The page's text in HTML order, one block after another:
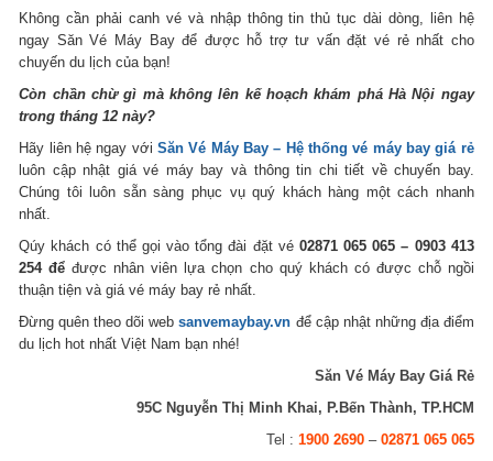
Không cần phải canh vé và nhập thông tin thủ tục dài dòng, liên hệ
ngay Săn Vé Máy Bay để được hỗ trợ tư vấn đặt vé rẻ nhất cho
chuyến du lịch của bạn!
Còn chần chừ gì mà không lên kế hoạch khám phá Hà Nội ngay
trong tháng 12 này?
Hãy liên hệ ngay với Săn Vé Máy Bay – Hệ thống vé máy bay giá rẻ
luôn cập nhật giá vé máy bay và thông tin chi tiết về chuyến bay.
Chúng tôi luôn sẵn sàng phục vụ quý khách hàng một cách nhanh
nhất.
Qúy khách có thể gọi vào tổng đài đặt vé 02871 065 065 – 0903 413
254 đểđược nhân viên lựa chọn cho quý khách có được chỗ ngồi
thuận tiện và giá vé máy bay rẻ nhất.
Đừng quên theo dõi web sanvemaybay.vn để cập nhật những địa điểm
du lịch hot nhất Việt Nam bạn nhé!
Săn Vé Máy Bay Giá Rẻ
95C Nguyễn Thị Minh Khai, P.Bến Thành, TP.HCM
Tel : 1900 2690– 02871 065 065